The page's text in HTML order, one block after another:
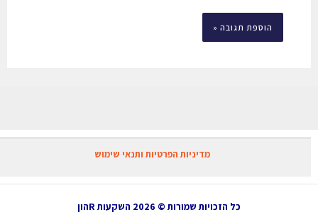
מדיניות הפרטיות ותנאי שימוש
כל הזכויות שמורות © 2026 השקעות Rהון